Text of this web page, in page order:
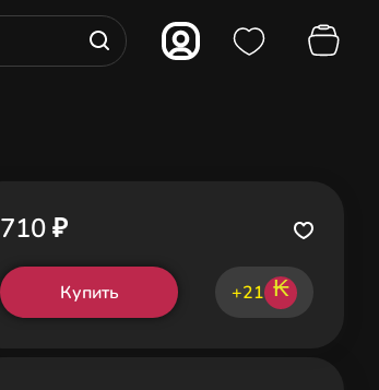
710 ₽
Купить +21 ₭